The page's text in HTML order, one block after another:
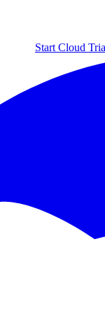
Start Cloud